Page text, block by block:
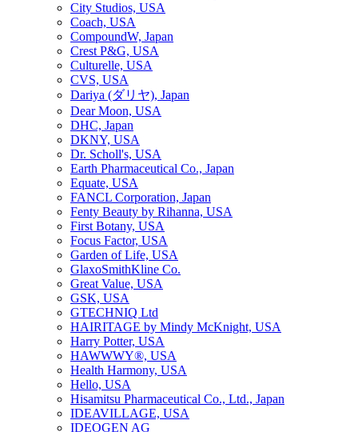
City Studios, USA
Coach, USA
CompoundW, Japan
Crest P&G, USA
Culturelle, USA
CVS, USA
Dariya (ダリヤ), Japan
Dear Moon, USA
DHC, Japan
DKNY, USA
Dr. Scholl's, USA
Earth Pharmaceutical Co., Japan
Equate, USA
FANCL Corporation, Japan
Fenty Beauty by Rihanna, USA
First Botany, USA
Focus Factor, USA
Garden of Life, USA
GlaxoSmithKline Co.
Great Value, USA
GSK, USA
GTECHNIQ Ltd
HAIRITAGE by Mindy McKnight, USA
Harry Potter, USA
HAWWWY®, USA
Health Harmony, USA
Hello, USA
Hisamitsu Pharmaceutical Co., Ltd., Japan
IDEAVILLAGE, USA
IDEOGEN AG